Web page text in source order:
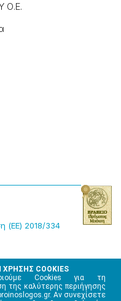
ΧΡΗΣΗΣ COOKIES
Cookies για τη
της καλύτερης περιήγησης
Αν συνεχίσετε
Ο.Ε.
(ΕΕ) 2018/334
Μ.Η.Τ. 220242